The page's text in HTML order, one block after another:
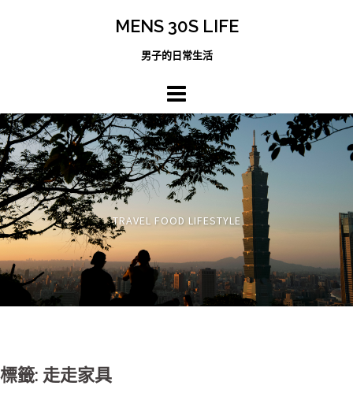
MENS 30S LIFE
男子的日常生活
TRAVEL FOOD LIFESTYLE
標籤: 走走家具